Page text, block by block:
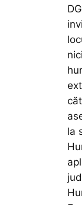
la